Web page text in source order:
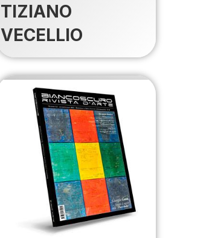
TIZIANO
VECELLIO